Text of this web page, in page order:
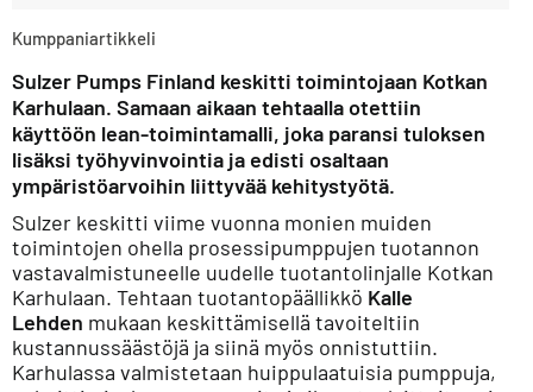
Kumppaniartikkeli
Sulzer Pumps Finland keskitti toimintojaan Kotkan
Karhulaan. Samaan aikaan tehtaalla otettiin
käyttöön lean-toimintamalli, joka paransi tuloksen
lisäksi työhyvinvointia ja edisti osaltaan
ympäristöarvoihin liittyvää kehitystyötä.
Sulzer keskitti viime vuonna monien muiden
toimintojen ohella prosessipumppujen tuotannon
vastavalmistuneelle uudelle tuotantolinjalle Kotkan
Karhulaan. Tehtaan tuotantopäällikkö Kalle
Lehden mukaan keskittämisellä tavoiteltiin
kustannussäästöjä ja siinä myös onnistuttiin.
Karhulassa valmistetaan huippulaatuisia pumppuja,